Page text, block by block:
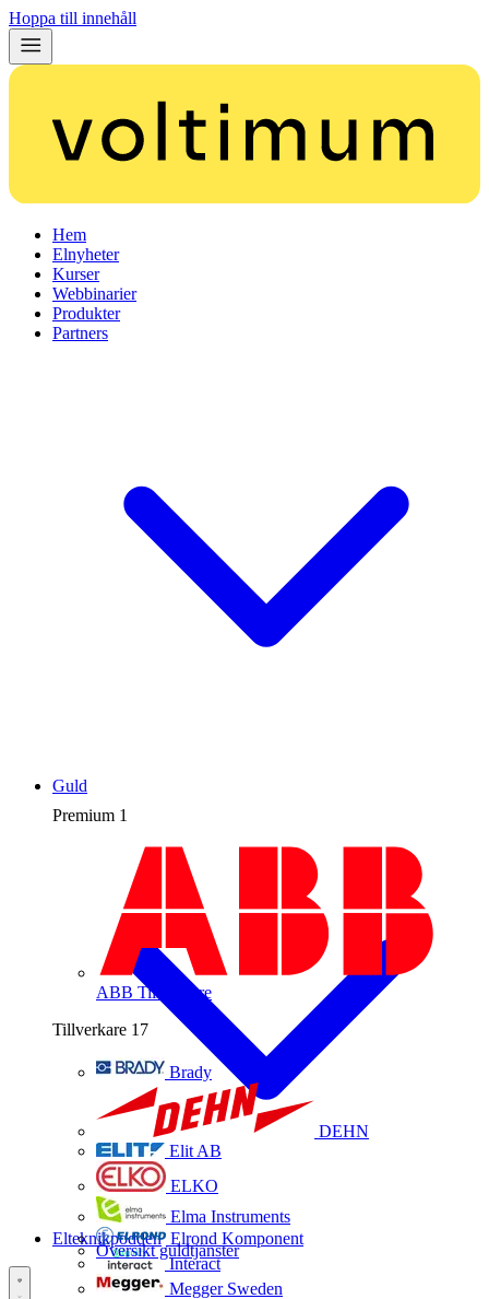
Hoppa till innehåll
Hem
Elnyheter
Kurser
Webbinarier
Produkter
Partners
Premium 1
ABB Tillverkare
Tillverkare 17
Brady
DEHN
Elit AB
ELKO
Elma Instruments
Elrond Komponent
Interact
Megger Sweden
Guld
Översikt guldtjänster
Elteknikpodden